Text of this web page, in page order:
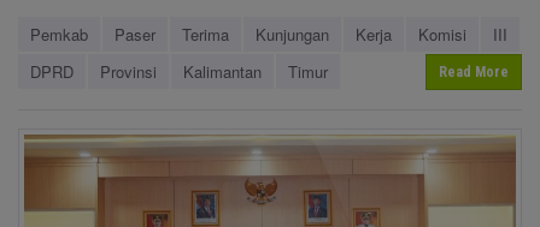
Pemkab Paser Terima Kunjungan Kerja Komisi
III
DPRD
Provinsi Kalimantan Timur Read More